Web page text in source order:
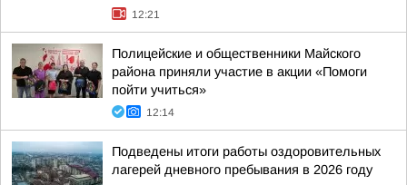
12:21
Полицейские и общественники Майского
района приняли участие в акции «Помоги
пойти учиться»
12:14
Подведены итоги работы оздоровительных
лагерей дневного пребывания в 2026 году